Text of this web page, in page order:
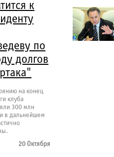
к
по
долгов
на конец
клуба
300 млн
в дальнейшем
20 Октября